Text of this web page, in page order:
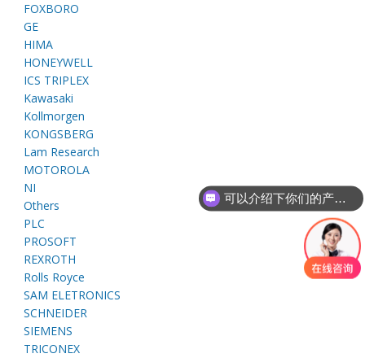
FOXBORO
GE
HIMA
HONEYWELL
ICS TRIPLEX
Kawasaki
Kollmorgen
KONGSBERG
Lam Research
MOTOROLA
NI
Others
PLC
PROSOFT
REXROTH
Rolls Royce
SAM ELETRONICS
SCHNEIDER
SIEMENS
TRICONEX
可以介绍下你们的产品么